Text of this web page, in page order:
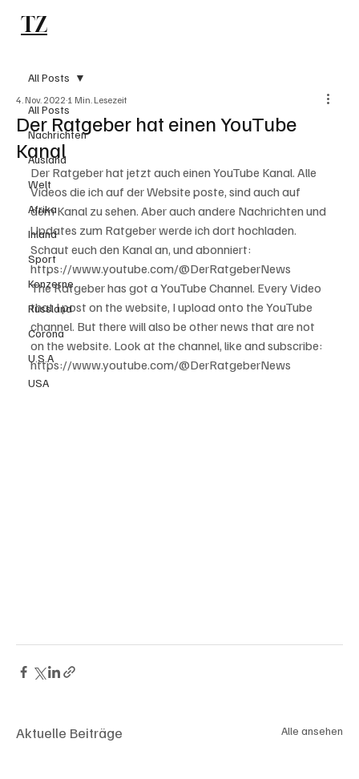
TZ
All Posts
Nachrichten
Ausland
Welt
Afrika
Inland
Sport
Konzerne
Russland
Corona
U.S.A
USA
All Posts
Der Ratgeber hat einen YouTube
Kanal
4. Nov. 2022 1 Min. Lesezeit
Der Ratgeber hat jetzt auch einen YouTube Kanal. Alle
Videos die ich auf der Website poste, sind auch auf
dem Kanal zu sehen. Aber auch andere Nachrichten und
Updates zum Ratgeber werde ich dort hochladen.
Schaut euch den Kanal an, und abonniert:
https://www.youtube.com/@DerRatgeberNews
The Ratgeber has got a YouTube Channel. Every Video
that I post on the website, I upload onto the YouTube
channel. But there will also be other news that are not
on the website. Look at the channel, like and subscribe:
https://www.youtube.com/@DerRatgeberNews
Aktuelle Beiträge Alle ansehen